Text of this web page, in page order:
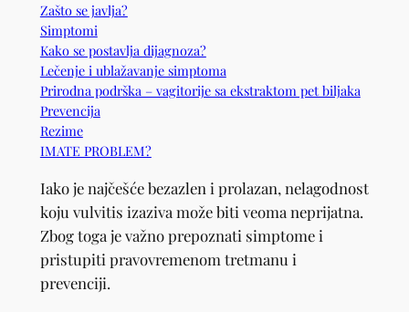
Zašto se javlja?
Simptomi
Kako se postavlja dijagnoza?
Lečenje i ublažavanje simptoma
Prirodna podrška – vagitorije sa ekstraktom pet biljaka
Prevencija
Rezime
IMATE PROBLEM?
Iako je najčešće bezazlen i prolazan, nelagodnost
koju vulvitis izaziva može biti veoma neprijatna.
Zbog toga je važno prepoznati simptome i
pristupiti pravovremenom tretmanu i
prevenciji.